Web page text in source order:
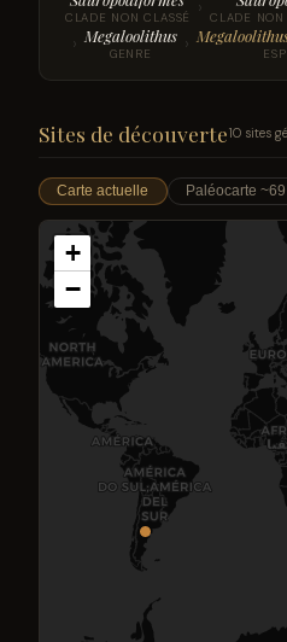
CLADE NON CLASSÉ › CLADE NON
› Megaloolithus
GENRE ›
Sites de découverte10 sites
Carte actuelle Paléocarte
+
−